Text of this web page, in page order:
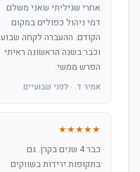
אחרי שגיליתי שאני משלם
דמי ניהול כפולים במקום
הקודם. ההעברה לקחה שבוע
וכבר בשנה הראשונה ראיתי
הפרש ממשי.
אמיר ד. · לפני שבועיים
★★★★★
כבר 4 שנים בקרן. גם
בתקופות ירידות בשווקים